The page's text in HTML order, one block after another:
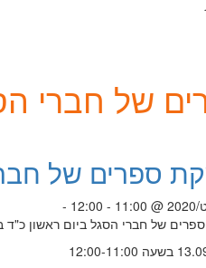
חברי הסגל
ספרים של חברי הסגל
של חברי הסגל ביום ראשון כ"ד באלול תש"ף, 13 בספטמבר
11:00